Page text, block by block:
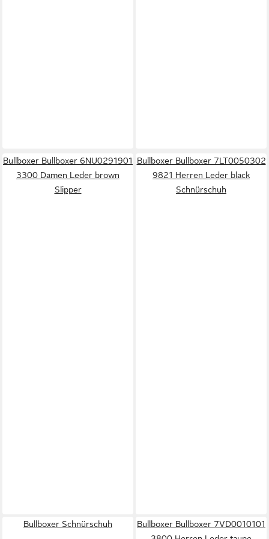
Bullboxer Bullboxer 6NU0291901
3300 Damen Leder brown
Slipper
Bullboxer Bullboxer 7LT0050302
9821 Herren Leder black
Schnürschuh
Bullboxer Schnürschuh
Bullboxer Bullboxer 7VD0010101